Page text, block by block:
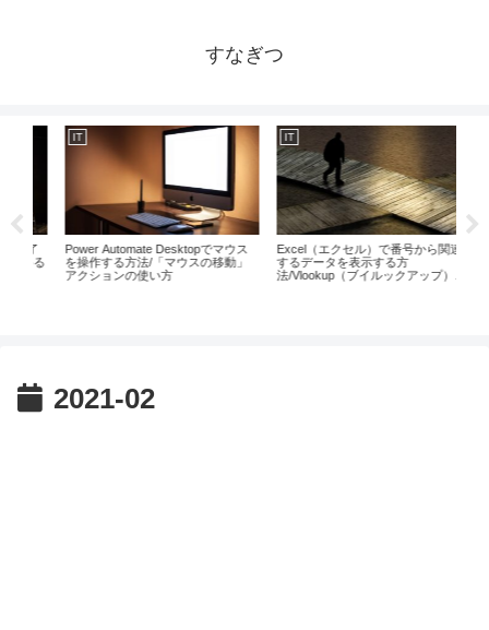
すなぎつ
Excel（エクセル）で番号から関連
するデータを表示する方
法/Vlookup（ブイルックアップ）関
Excelでブック内の画像を一括で画
像ファイル（PNG）化する方法
2021-02